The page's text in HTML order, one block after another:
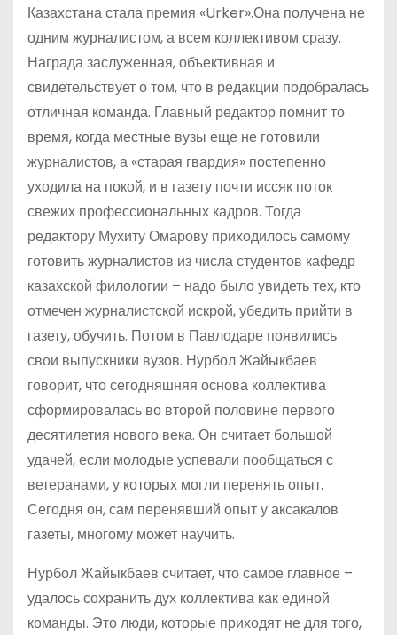
Казахстана стала премия «Urker».Она получена не
одним журналистом, а всем коллективом сразу.
Награда заслуженная, объективная и
свидетельствует о том, что в редакции подобралась
отличная команда. Главный редактор помнит то
время, когда местные вузы еще не готовили
журналистов, а «старая гвардия» постепенно
уходила на покой, и в газету почти иссяк поток
свежих профессиональных кадров. Тогда
редактору Мухиту Омарову приходилось самому
готовить журналистов из числа студентов кафедр
казахской филологии – надо было увидеть тех, кто
отмечен журналистской искрой, убедить прийти в
газету, обучить. Потом в Павлодаре появились
свои выпускники вузов. Нурбол Жайыкбаев
говорит, что сегодняшняя основа коллектива
сформировалась во второй половине первого
десятилетия нового века. Он считает большой
удачей, если молодые успевали пообщаться с
ветеранами, у которых могли перенять опыт.
Сегодня он, сам перенявший опыт у аксакалов
газеты, многому может научить.
Нурбол Жайыкбаев считает, что самое главное –
удалось сохранить дух коллектива как единой
команды. Это люди, которые приходят не для того,